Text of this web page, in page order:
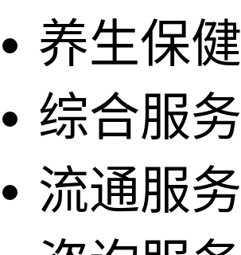
养生保健
综合服务
流通服务